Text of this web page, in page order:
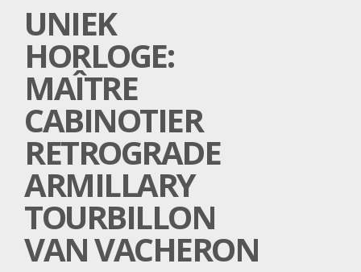
UNIEK
HORLOGE:
MAÎTRE
CABINOTIER
RETROGRADE
ARMILLARY
TOURBILLON
VAN VACHERON